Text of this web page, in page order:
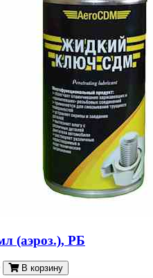
(аэроз.), РБ
В корзину